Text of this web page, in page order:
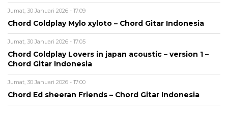
Jumat, 30 Januari 2026 - 17:09
Chord Coldplay Mylo xyloto – Chord Gitar Indonesia
Jumat, 30 Januari 2026 - 17:05
Chord Coldplay Lovers in japan acoustic – version 1 –
Chord Gitar Indonesia
Jumat, 30 Januari 2026 - 17:00
Chord Ed sheeran Friends – Chord Gitar Indonesia